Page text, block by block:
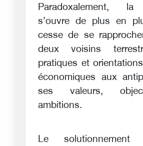
Paradoxalement, la
s’ouvre de plus en
cesse de se
deux voisins
pratiques et
économiques aux
ses valeurs,
ambitions.
Le